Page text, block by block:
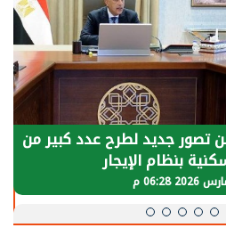
الأنشطة في قطاع الطاقة
معدلات الإنتاج الطبيعية